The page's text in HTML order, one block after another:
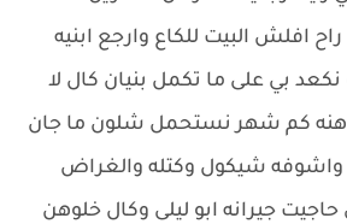
افلش البيت للكاع وارجع ابنيه
بي على ما تكمل بنيان كال لا
هنه كم شهر نستحمل شلون ما جان
واشوفه شيكول وكتله والغراض
جيرانه ابو ليلى وكال خلوهن